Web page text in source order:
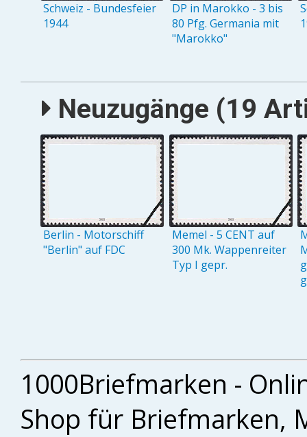
Schweiz - Bundesfeier
1944
DP in Marokko - 3 bis
80 Pfg. Germania mit
"Marokko"
Neuzugänge (19
Berlin - Motorschiff
"Berlin" auf FDC
Memel - 5 CENT auf
300 Mk. Wappenreiter
Typ I gepr.
1000Briefmarken -
Shop für Briefmarken,